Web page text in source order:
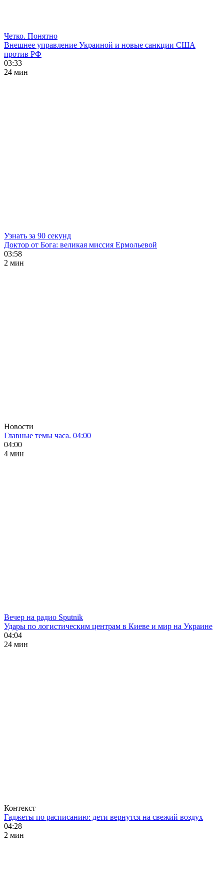
Четко. Понятно
Внешнее управление Украиной и новые санкции США
против РФ
03:33
24 мин
Узнать за 90 секунд
Доктор от Бога: великая миссия Ермольевой
03:58
2 мин
Новости
Главные темы часа. 04:00
04:00
4 мин
Вечер на радио Sputnik
Удары по логистическим центрам в Киеве и мир на Украине
04:04
24 мин
Контекст
Гаджеты по расписанию: дети вернутся на свежий воздух
04:28
2 мин